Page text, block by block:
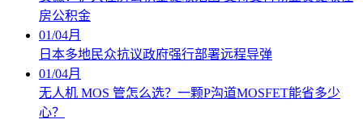
房公积金
01/04月
日本多地民众抗议政府强行部署远程导弹
01/04月
无人机 MOS 管怎么选？一颗P沟道MOSFET能省多少
心？